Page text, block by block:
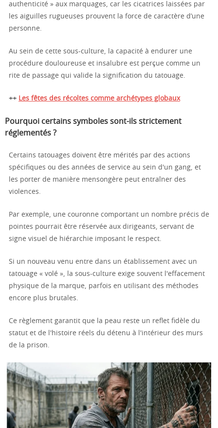
authenticité » aux marquages, car les cicatrices laissées par
les aiguilles rugueuses prouvent la force de caractère d’une
personne.
Au sein de cette sous-culture, la capacité à endurer une
procédure douloureuse et insalubre est perçue comme un
rite de passage qui valide la signification du tatouage.
++ Les fêtes des récoltes comme archétypes globaux
Pourquoi certains symboles sont-ils strictement
réglementés ?
Certains tatouages doivent être mérités par des actions
spécifiques ou des années de service au sein d'un gang, et
les porter de manière mensongère peut entraîner des
violences.
Par exemple, une couronne comportant un nombre précis de
pointes pourrait être réservée aux dirigeants, servant de
signe visuel de hiérarchie imposant le respect.
Si un nouveau venu entre dans un établissement avec un
tatouage « volé », la sous-culture exige souvent l'effacement
physique de la marque, parfois en utilisant des méthodes
encore plus brutales.
Ce règlement garantit que la peau reste un reflet fidèle du
statut et de l'histoire réels du détenu à l'intérieur des murs
de la prison.